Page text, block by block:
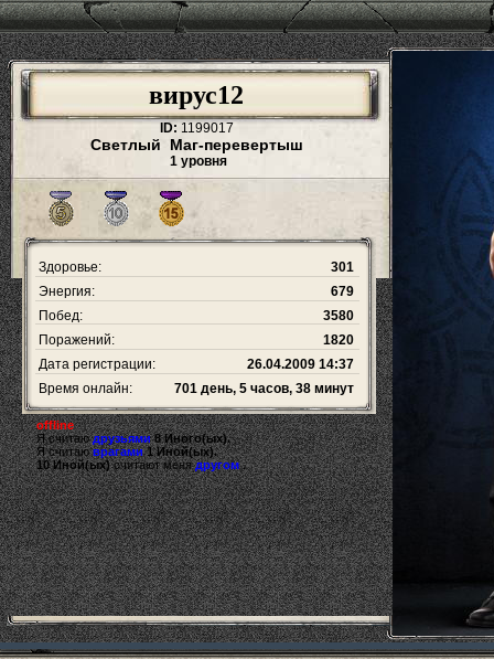
вирус12
ID: 1199017
Светлый Маг-перевертыш
1 уровня
Здоровье:
301
Энергия:
679
Побед:
3580
Поражений:
1820
Дата регистрации:
26.04.2009 14:37
Время онлайн:
701 день, 5 часов, 38 минут
offline
Я считаюдрузьями 8 Иного(ых).
Я считаюврагами 1 Иной(ых).
10 Иной(ых)считают менядругом .